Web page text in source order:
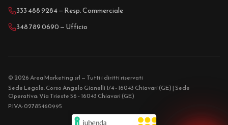
333 488 9284 — Resp. Commerciale
348 789 0690 — Ufficio
© 2026 Area Marketing srl — Tutti i diritti riservati
Sede Legale: Corso Angelo Gianelli 1/4 - 16043 Chiavari (GE) | Sede
Operativa: Via Trieste 56 - 16043 Chiavari (GE)
P.IVA: 02785460995